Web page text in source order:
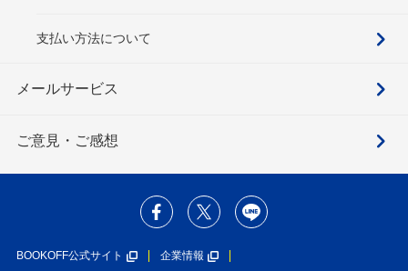
支払い方法について
メールサービス
ご意見・ご感想
BOOKOFF公式サイト 企業情報